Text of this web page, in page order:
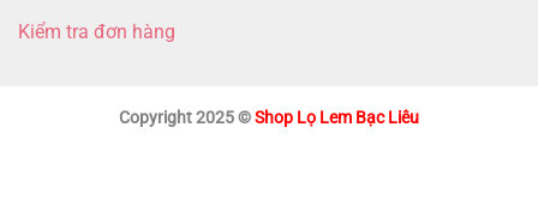
Kiểm tra đơn hàng
Copyright 2025 ©Shop Lọ Lem Bạc Liêu